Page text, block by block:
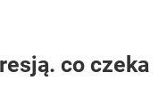
co czeka